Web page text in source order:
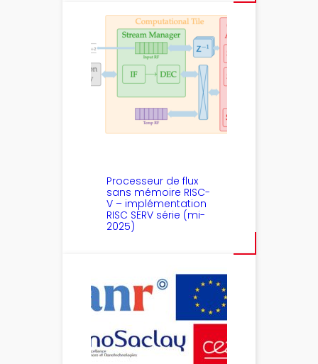
Processeur de flux
sans mémoire RISC-
V – implémentation
RISC SERV série (mi-
2025)